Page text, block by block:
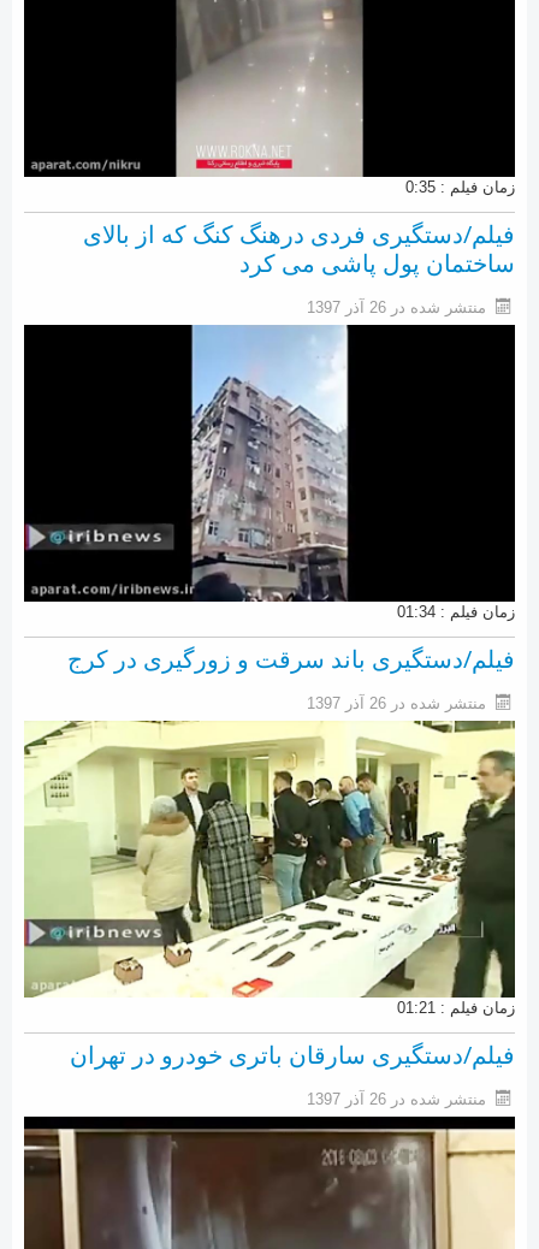
زمان فیلم : 0:35
فیلم/دستگیری فردی درهنگ کنگ که از بالای
ساختمان پول پاشی می کرد
منتشر شده در 26 آذر 1397
زمان فیلم : 01:34
فیلم/دستگیری باند سرقت و زورگیری در کرج
منتشر شده در 26 آذر 1397
زمان فیلم : 01:21
فیلم/دستگیری سارقان باتری خودرو در تهران
منتشر شده در 26 آذر 1397